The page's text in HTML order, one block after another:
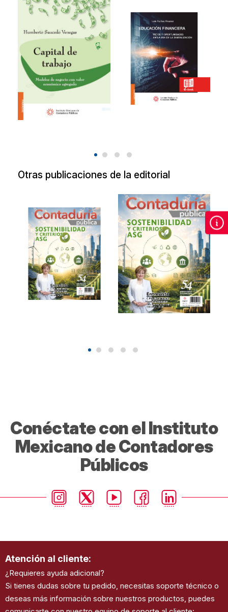
Capital de
trabajo
Modelos de negocio
con valor económico
agregado
20200228
Educación
financiera.
Retos y
oportunidades
en la era de la
digitalización
Educación financiera.
Retos y oportunidades
Otras publicaciones de la editorial
Revista de
Contaduría
Pública Agosto
2026.
Sostenibilidad y
criterios ASG.
2026
Revista de
Contaduría
Pública Agosto
2026
Sostenibilidad y
criterios ASG.
2026
$90.00
Conéctate con el Instituto
Mexicano de Contadores
Públicos
Atención al cliente:
¿Requieres ayuda adicional?
Si tienes dudas sobre tu pedido, necesitas soporte técnico o
deseas más información sobre nuestros productos, puedes